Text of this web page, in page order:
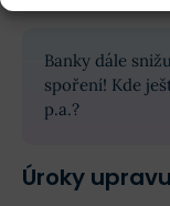
Banky dále
spoření! Kde
p.a.?
Úroky